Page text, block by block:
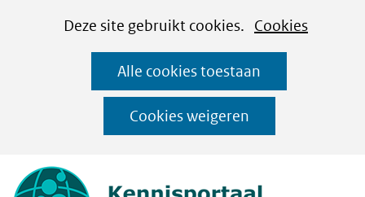
CookiesDeze site gebruikt cookies. Cookies
op
Alle cookies toestaan
Cookies weigeren
Ga
naar
de
inhoud